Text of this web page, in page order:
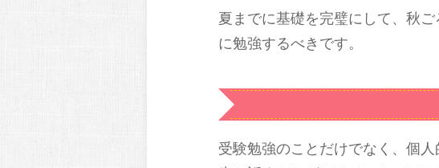
夏までに基礎を完璧にして、秋
に勉強するべきです。
受験勉強のことだけでなく、個